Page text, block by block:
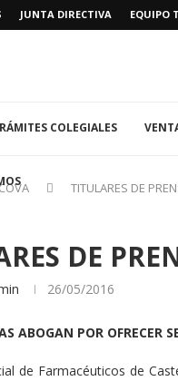
JUNTA DIRECTIVA EQUIPO
COLEGIALES
TITULARES DE
DE
26/05/2016
ABOGAN POR OFRECER
de Farmacéuticos de